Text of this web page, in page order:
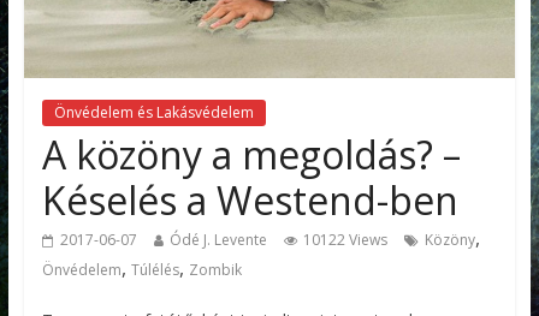
Önvédelem és Lakásvédelem
A közöny a megoldás? –
Késelés a Westend-ben
2017-06-07 Ódé J. Levente 10122 Views Közöny,
Önvédelem, Túlélés, Zombik